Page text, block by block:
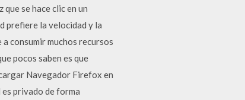
se hace clic en un
prefiere la velocidad y la
consumir muchos recursos
pocos saben es que
Navegador Firefox en
privado de forma